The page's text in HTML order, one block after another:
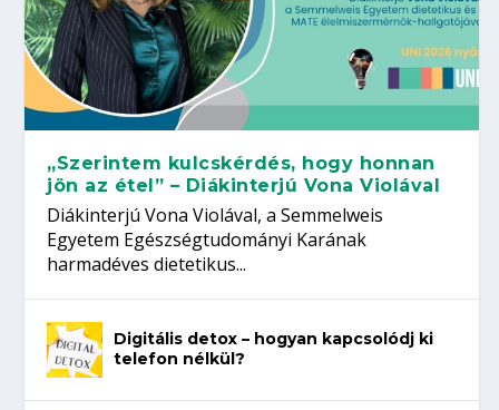
„Szerintem kulcskérdés, hogy honnan
jön az étel” – Diákinterjú Vona Violával
Diákinterjú Vona Violával, a Semmelweis
Egyetem Egészségtudományi Karának
harmadéves dietetikus...
Digitális detox – hogyan kapcsolódj ki
telefon nélkül?